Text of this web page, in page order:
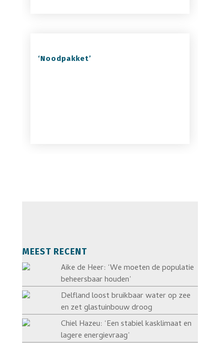
‘Noodpakket’
MEEST RECENT
Aike de Heer: ‘We moeten de populatie
beheersbaar houden’
Delfland loost bruikbaar water op zee
en zet glastuinbouw droog
Chiel Hazeu: ‘Een stabiel kasklimaat en
lagere energievraag’